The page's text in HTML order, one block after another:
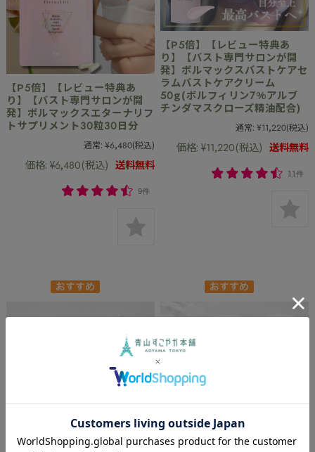
【P5倍】【レビュー特典あ
り】【バスト専門サロンが開
発】ボルマックスエターナリフ
トサプリメント30粒30日分
通常: ¥6,480(税込)
価格: ¥6,480(税込) 送料無料
9件
【P5倍】【レビュー特典あ
り】【バスト専門サロンが開
発】ボルマックスバストケアセ
ラムバストケアクリーム
50g(ボルフィリン7%アルブ
チンダマスクローズ精油配合)
通常: ¥11,220(税込)
価格: ¥11,220(税込) 送料無料
11件